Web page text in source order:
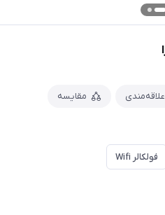
علاقه‌مندی مقایسه
فولکالر Wifi